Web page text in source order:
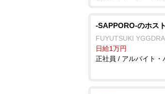
-SAPPORO-のホス
FUYUTSUKI
日給1万円
正社員 / アルバイト・